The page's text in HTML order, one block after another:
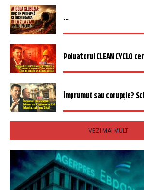
...
Poluatorul CLEAN CYCLO
Împrumut sau corupție?
VEZI MAI MULT